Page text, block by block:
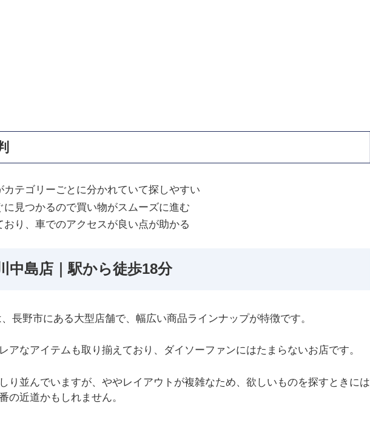
カテゴリーごとに分かれていて探しやすい
に見つかるので買い物がスムーズに進む
おり、車でのアクセスが良い点が助かる
中島店｜駅から徒歩18分
長野市にある大型店舗で、幅広い商品ラインナップが特徴です。
アなアイテムも取り揃えており、ダイソーファンにはたまらないお店です。
り並んでいますが、ややレイアウトが複雑なため、欲しいものを探すときには
の近道かもしれません。